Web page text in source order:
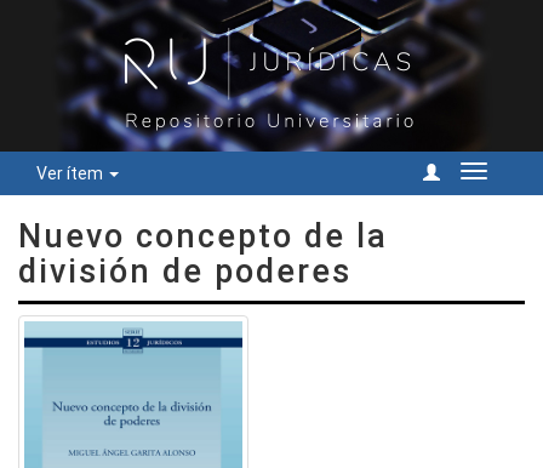
Ver ítem
Cambiar
Nuevo concepto de la
división de poderes